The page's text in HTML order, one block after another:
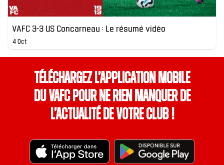
VAFC 3-3 US Concarneau : Le résumé vidéo
4 Oct
Téléchargez l’application mobile
du VAFC pour ne rien manquer de
l’actualité de votre club !